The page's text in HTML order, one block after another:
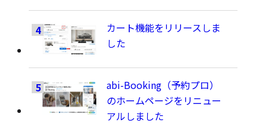
カート機能をリリースしま
した
abi-Booking（予約プロ）
のホームページをリニュー
アルしました